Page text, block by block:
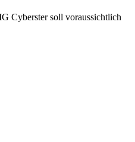
Cyberster soll voraussichtlich